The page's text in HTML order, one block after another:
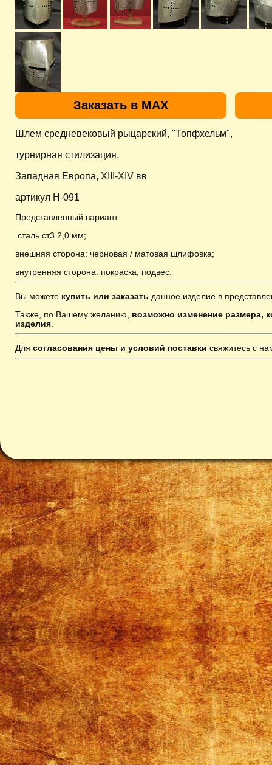
Заказать в MAX
Шлем средневековый рыцарский, "Топфхельм",
турнирная стилизация,
Западная Европа, XIII-XIV вв
артикул H-091
Представленный вариант:
сталь ст3 2,0 мм;
внешняя сторона: черновая / матовая шлифовка;
внутренняя сторона: покраска, подвес
Вы можете купить или заказать данное изделие в
Также, по Вашему желанию, возможно изменение размера,
изделия
Для согласования цены и условий поставки свяжитесь с